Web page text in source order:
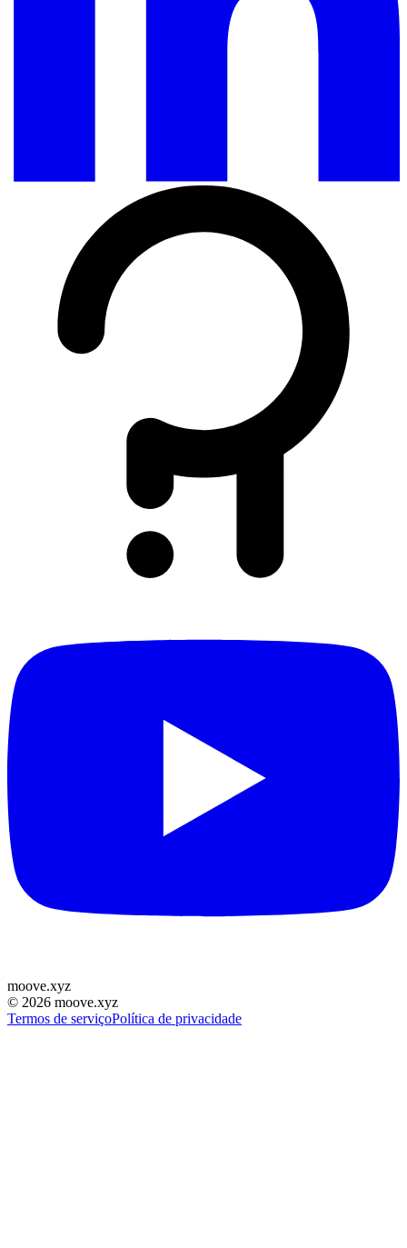
moove.xyz
© 2026 moove.xyz
Termos de serviçoPolítica de privacidade